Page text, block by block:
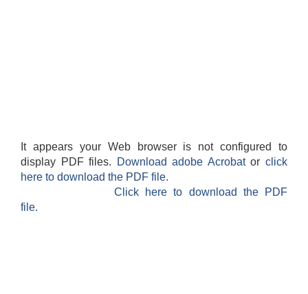
It appears your Web browser is not configured to
display PDF files.
Download adobe Acrobatorclick
here to download the PDF file.
Click here to download the PDF
file.